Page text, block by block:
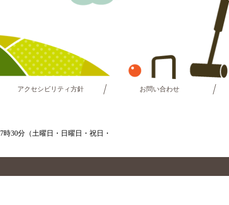
アクセシビリティ方針 お問い合わせ
時30分（土曜日・日曜日・祝日・